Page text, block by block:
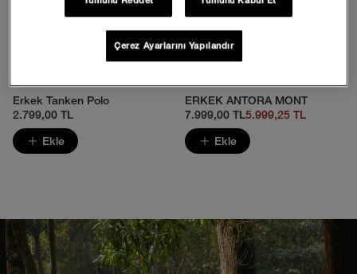
Erkek Tanken Polo
2.799,00 TL
Ekle
ERKEK ANTORA MONT
7.999,00 TL5.999,25 TL
Ekle
Çerez Ayarlarını Yapılandır